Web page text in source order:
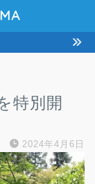
特別開
2024年4月6日